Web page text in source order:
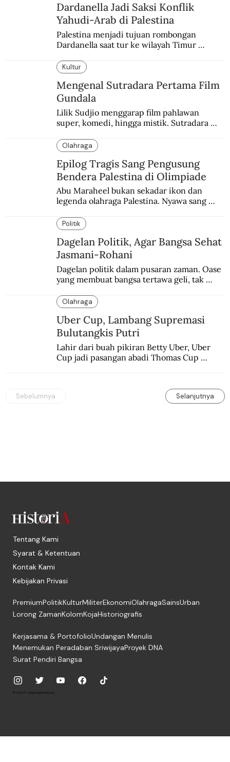
Dardanella Jadi Saksi Konflik
Yahudi-Arab di Palestina
Palestina menjadi tujuan rombongan
Dardanella saat tur ke wilayah Timur
ketegangan antara orang Yahudi dan
penduduk Arab.
Kultur
Mengenal Sutradara Pertama Film
Gundala
Lilik Sudjio menggarap film pahlawan
super, komedi, hingga mistik. Sutradara
Olahraga
Epilog Tragis Sang Pengusung
Bendera Palestina di Olimpiade
Abu Maraheel bukan sekadar ikon dan
legenda olahraga Palestina. Nyawa sang
memblokade Rafah.
Politik
Dagelan Politik, Agar Bangsa Sehat
Jasmani-Rohani
Dagelan politik dalam pusaran zaman. Oase
yang membuat bangsa tertawa geli, tak
Olahraga
Uber Cup, Lambang Supremasi
Bulutangkis Putri
Lahir dari buah pikiran Betty Uber, Uber
Cup jadi pasangan abadi Thomas Cup
Sebelumnya Selanjutnya
Tentang Kami
Syarat & Ketentuan
Kontak Kami
Kebijakan Privasi
PremiumPolitikKulturMiliterEkonomiOlahragaSainsUrban
Lorong ZamanKolomKojaHistoriografis
Kerjasama & PortofolioUndangan Menulis
Menemukan Peradaban SriwijayaProyek DNA
Surat Pendiri Bangsa
© 2026, PT. Media Digital Historia.